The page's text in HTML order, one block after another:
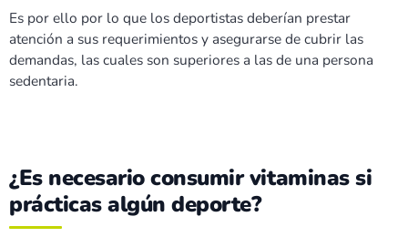
Es por ello por lo que los deportistas deberían prestar
atención a sus requerimientos y asegurarse de cubrir las
demandas, las cuales son superiores a las de una persona
sedentaria.
¿Es necesario consumir vitaminas si
prácticas algún deporte?